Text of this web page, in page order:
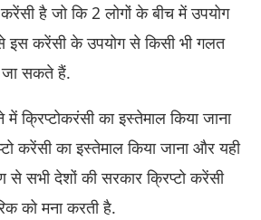
है जो कि 2 लोगों के बीच में उपयोग
इस करेंसी के उपयोग से किसी भी गलत
जा सकते हैं.
क्रिप्टोकरंसी का इस्तेमाल किया जाना
करेंसी का इस्तेमाल किया जाना और यही
सभी देशों की सरकार क्रिप्टो करेंसी
को मना करती है.